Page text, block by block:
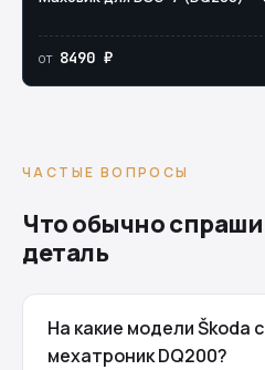
от 8490 ₽
ЧАСТЫЕ ВОПРОСЫ
Что обычно
деталь
На какие модели Škoda
мехатроник DQ200?